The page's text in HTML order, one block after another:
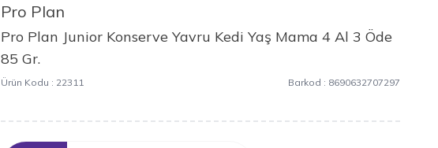
Pro Plan
Pro Plan Junior Konserve Yavru Kedi Yaş Mama 4 Al 3 Öde
85 Gr.
Ürün Kodu : 22311 Barkod : 8690632707297